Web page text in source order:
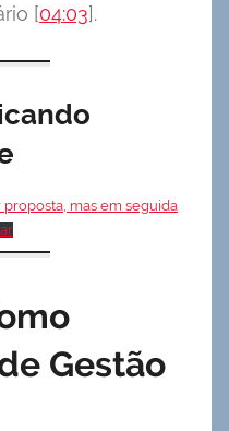
[04:03].
mas em seguida
Gestão